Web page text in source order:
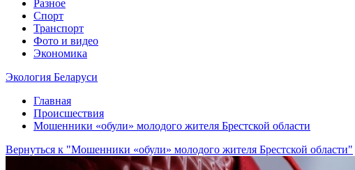
Разное
Спорт
Транспорт
Фото и видео
Экономика
Экология Беларуси
Главная
Происшествия
Мошенники «обули» молодого жителя Брестской области
Вернуться к "Мошенники «обули» молодого жителя Брестской области"